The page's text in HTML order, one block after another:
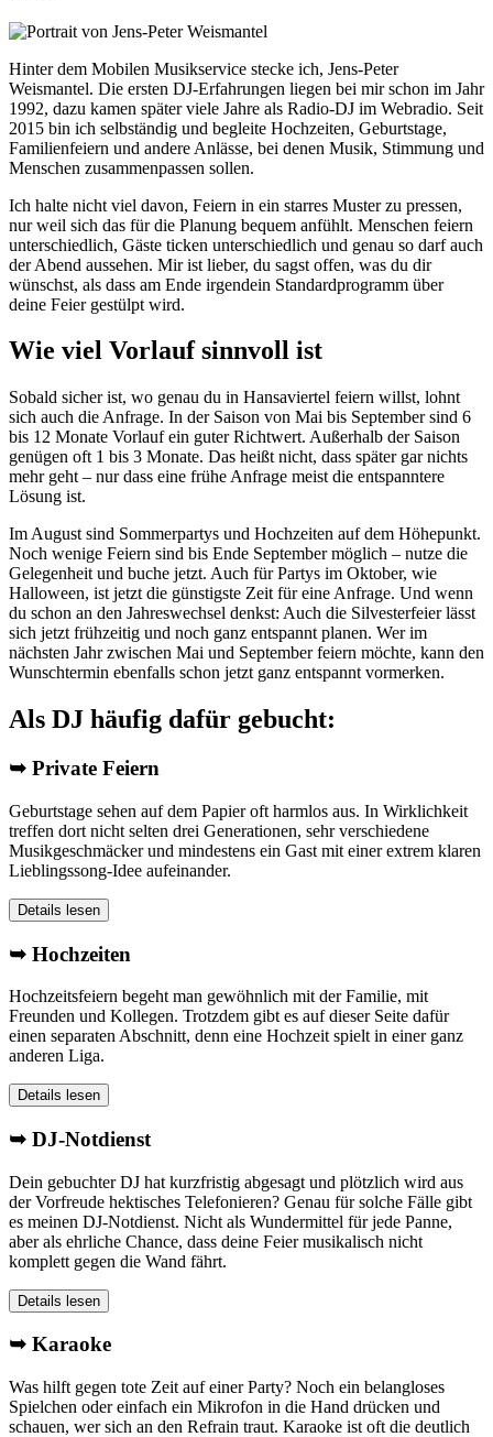
Hinter dem Mobilen Musikservice stecke ich, Jens-Peter
Weismantel. Die ersten DJ-Erfahrungen liegen bei mir schon im Jahr
1992, dazu kamen später viele Jahre als Radio-DJ im Webradio. Seit
2015 bin ich selbständig und begleite Hochzeiten, Geburtstage,
Familienfeiern und andere Anlässe, bei denen Musik, Stimmung und
Menschen zusammenpassen sollen.
Ich halte nicht viel davon, Feiern in ein starres Muster zu pressen,
nur weil sich das für die Planung bequem anfühlt. Menschen feiern
unterschiedlich, Gäste ticken unterschiedlich und genau so darf auch
der Abend aussehen. Mir ist lieber, du sagst offen, was du dir
wünschst, als dass am Ende irgendein Standardprogramm über
deine Feier gestülpt wird.
Wie viel Vorlauf sinnvoll ist
Sobald sicher ist, wo genau du in Hansaviertel feiern willst, lohnt
sich auch die Anfrage. In der Saison von Mai bis September sind 6
bis 12 Monate Vorlauf ein guter Richtwert. Außerhalb der Saison
genügen oft 1 bis 3 Monate. Das heißt nicht, dass später gar nichts
mehr geht – nur dass eine frühe Anfrage meist die entspanntere
Lösung ist.
Im August sind Sommerpartys und Hochzeiten auf dem Höhepunkt.
Noch wenige Feiern sind bis Ende September möglich – nutze die
Gelegenheit und buche jetzt. Auch für Partys im Oktober, wie
Halloween, ist jetzt die günstigste Zeit für eine Anfrage. Und wenn
du schon an den Jahreswechsel denkst: Auch die Silvesterfeier lässt
sich jetzt frühzeitig und noch ganz entspannt planen. Wer im
nächsten Jahr zwischen Mai und September feiern möchte, kann den
Wunschtermin ebenfalls schon jetzt ganz entspannt vormerken.
Als DJ häufig dafür gebucht:
➥ Private Feiern
Geburtstage sehen auf dem Papier oft harmlos aus. In Wirklichkeit
treffen dort nicht selten drei Generationen, sehr verschiedene
Musikgeschmäcker und mindestens ein Gast mit einer extrem klaren
Lieblingssong-Idee aufeinander.
Details lesen
➥ Hochzeiten
Hochzeitsfeiern begeht man gewöhnlich mit der Familie, mit
Freunden und Kollegen. Trotzdem gibt es auf dieser Seite dafür
einen separaten Abschnitt, denn eine Hochzeit spielt in einer ganz
anderen Liga.
Details lesen
➥ DJ-Notdienst
Dein gebuchter DJ hat kurzfristig abgesagt und plötzlich wird aus
der Vorfreude hektisches Telefonieren? Genau für solche Fälle gibt
es meinen DJ-Notdienst. Nicht als Wundermittel für jede Panne,
aber als ehrliche Chance, dass deine Feier musikalisch nicht
komplett gegen die Wand fährt.
Details lesen
➥ Karaoke
Was hilft gegen tote Zeit auf einer Party? Noch ein belangloses
Spielchen oder einfach ein Mikrofon in die Hand drücken und
schauen, wer sich an den Refrain traut. Karaoke ist oft die deutlich